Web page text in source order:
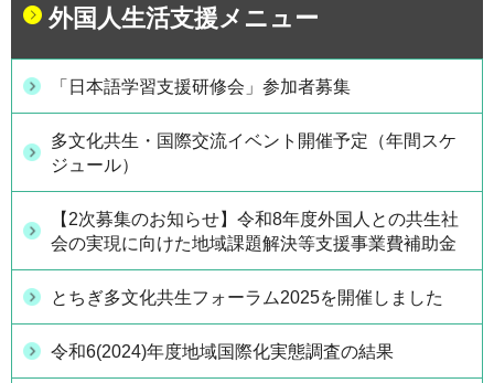
外国人生活支援メニュー
「日本語学習支援研修会」参加者募集
多文化共生・国際交流イベント開催予定（年間スケ
ジュール）
【2次募集のお知らせ】令和8年度外国人との共生社
会の実現に向けた地域課題解決等支援事業費補助金
とちぎ多文化共生フォーラム2025を開催しました
令和6(2024)年度地域国際化実態調査の結果